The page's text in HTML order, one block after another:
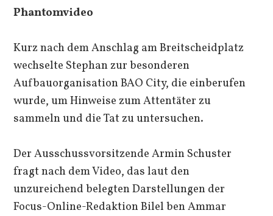
Phantomvideo
Kurz nach dem Anschlag am Breitscheidplatz
wechselte Stephan zur besonderen
Aufbauorganisation BAO City, die einberufen
wurde, um Hinweise zum Attentäter zu
sammeln und die Tat zu untersuchen.
Der Ausschussvorsitzende Armin Schuster
fragt nach dem Video, das laut den
unzureichend belegten Darstellungen der
Focus-Online-Redaktion Bilel ben Ammar